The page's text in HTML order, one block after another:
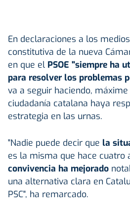
En declaraciones a los
constitutiva de la nueva
en que el PSOE "siempre ha
para resolver los problemas
va a seguir haciendo,
ciudadanía catalana haya
estrategia en las urnas.
"Nadie puede decir que la
es la misma que hace cuatro
convivencia ha mejorado
una alternativa clara en
PSC", ha remarcado.